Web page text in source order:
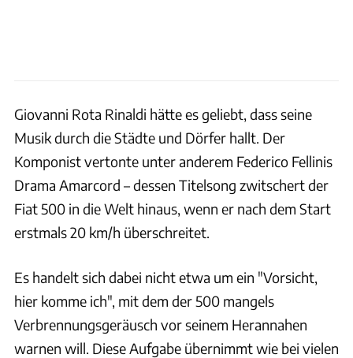
Giovanni Rota Rinaldi hätte es geliebt, dass seine
Musik durch die Städte und Dörfer hallt. Der
Komponist vertonte unter anderem Federico Fellinis
Drama Amarcord – dessen Titelsong zwitschert der
Fiat 500 in die Welt hinaus, wenn er nach dem Start
erstmals 20 km/h überschreitet.
Es handelt sich dabei nicht etwa um ein "Vorsicht,
hier komme ich", mit dem der 500 mangels
Verbrennungsgeräusch vor seinem Herannahen
warnen will. Diese Aufgabe übernimmt wie bei vielen